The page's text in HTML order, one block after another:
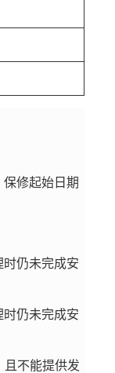
修起始日期
仍未完成安
仍未完成安
且不能提供发